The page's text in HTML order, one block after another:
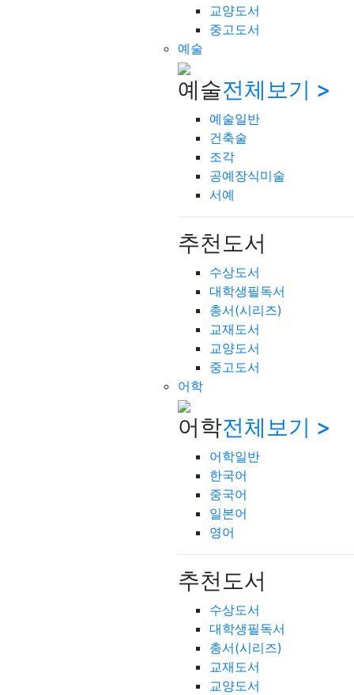
교양도서
중고도서
예술
예술전체보기 >
예술일반
건축술
조각
공예장식미술
서예
추천도서
수상도서
대학생필독서
총서(시리즈)
교재도서
교양도서
중고도서
어학
어학전체보기 >
어학일반
한국어
중국어
일본어
영어
추천도서
수상도서
대학생필독서
총서(시리즈)
교재도서
교양도서